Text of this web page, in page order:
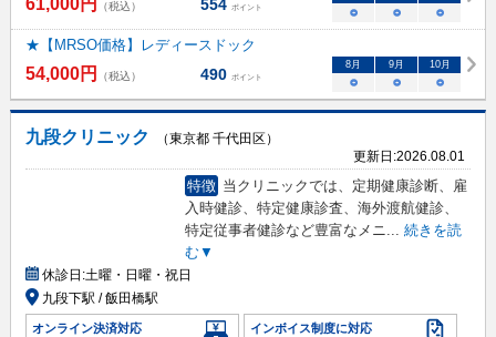
61,000円 （税込） 554 ポイント ○ ○ ○
★【MRSO価格】レディースドック
54,000円 （税込） 490 ポイント
8 月 9 月 10月
○ ○ ○
九段クリニック
（東京都 千代田区）
更新日:2026.08.01
特徴 当クリニックでは、定期健康診断、雇
入時健診、特定健康診査、海外渡航健診、
特定従事者健診など豊富なメニ... 続きを読
む▼
休診日:土曜・日曜・祝日
九段下駅 / 飯田橋駅
オンライン決済対応 インボイス制度に対応